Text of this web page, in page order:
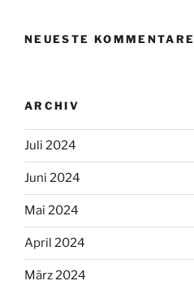
NEUESTE KOMMENTARE
ARCHIV
Juli 2024
Juni 2024
Mai 2024
April 2024
März 2024